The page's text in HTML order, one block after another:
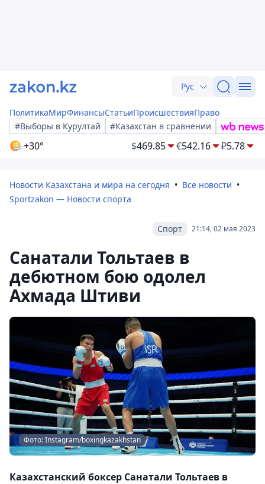
Рус
ПолитикаМирФинансыСтатьиПроисшествияПраво
#Выборы в Курултай
#Казахстан в сравнении
+30° $469.85 €542.16 ₽5.78
Новости Казахстана и мира на сегодня
Все новости
Sportzakon — Новости спорта
21:14, 02 мая 2023
Спорт
Санатали Тольтаев в
дебютном бою одолел
Ахмада Штиви
Фото: Instagram/boxingkazakhstan
Казахстанский боксер Санатали Тольтаев в